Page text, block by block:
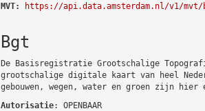
MVT:
https://api.data.amsterdam.nl/v1/mvt/
Bgt
De Basisregistratie Grootschalige
grootschalige digitale kaart van heel
gebouwen, wegen, water en groen zijn hier
Autorisatie: OPENBAAR